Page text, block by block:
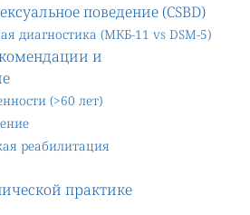
поведение (CSBD)
диагностика (МКБ-11 vs DSM-5)
и
(>60 лет)
реабилитация
практике